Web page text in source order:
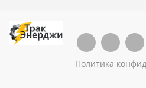
Политика